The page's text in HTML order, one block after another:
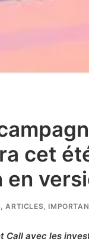
cet
,ARTICLES,
Call avec les